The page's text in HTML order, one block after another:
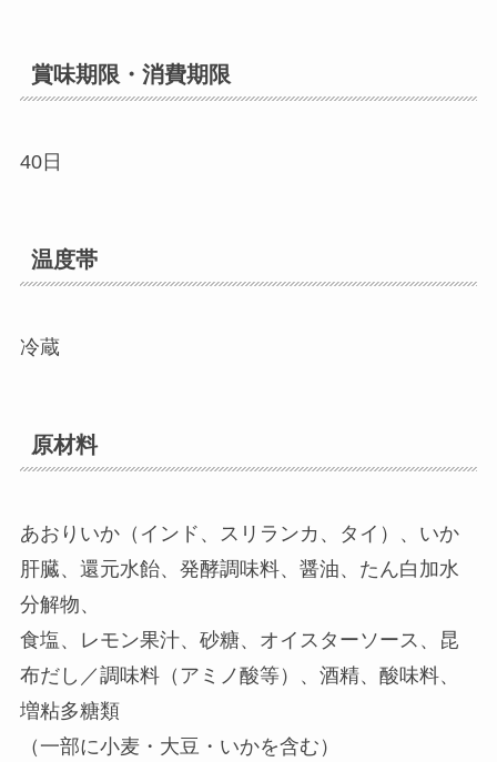
賞味期限・消費期限
40日
温度帯
冷蔵
原材料
あおりいか（インド、スリランカ、タイ）、いか
肝臓、還元水飴、発酵調味料、醤油、たん白加水
分解物、
食塩、レモン果汁、砂糖、オイスターソース、昆
布だし／調味料（アミノ酸等）、酒精、酸味料、
増粘多糖類
（一部に小麦・大豆・いかを含む）